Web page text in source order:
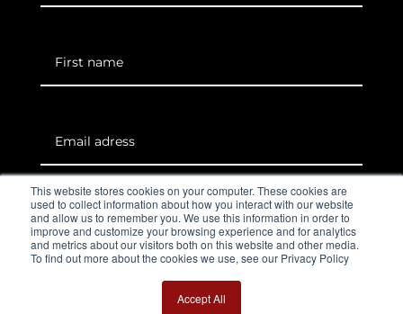
This website stores cookies on your computer. These cookies are
used to collect information about how you interact with our website
and allow us to remember you. We use this information in order to
improve and customize your browsing experience and for analytics
and metrics about our visitors both on this website and other media.
To find out more about the cookies we use, see our Privacy Policy
Accept All
11 + 2=
Subscribe